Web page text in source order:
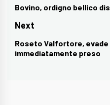
articoli
Previous
post:
Bovino, ordigno bellico
Next
Next
post:
Roseto Valfortore, evade
immediatamente preso